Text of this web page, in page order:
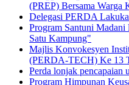
(PREP) Bersama Warga
Delegasi PERDA
Program Santuni
Satu Kampung"
Majlis Konvokesyen
(PERDA-TECH) Ke 13
Perda lonjak pencapaian
Program Himpunan